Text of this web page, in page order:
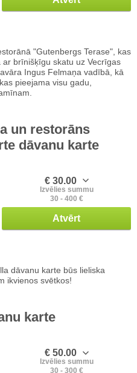
"Gutenbergs Terase", kas
brīnišķīgu skatu uz Vecrīgas
Ingus Felmaņa vadībā, kā
pieejama visu gadu,
un restorāns
dāvanu karte
€ 30.00
Izvēlies summu
30 - 400 €
Atvērt
dāvanu karte būs lieliska
ikvienos svētkos!
karte
€ 50.00
Izvēlies summu
30 - 300 €